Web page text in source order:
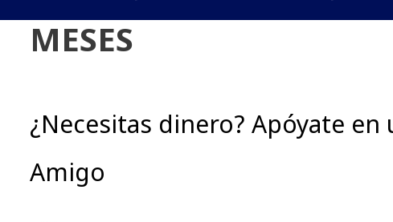
MESES
¿Necesitas dinero? Apóyate en
Amigo